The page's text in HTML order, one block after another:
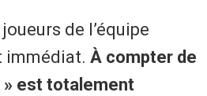
de l’équipe
immédiat. À compter de
» est totalement